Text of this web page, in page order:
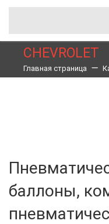
CHEVROLET
Главная страница
баллоны,